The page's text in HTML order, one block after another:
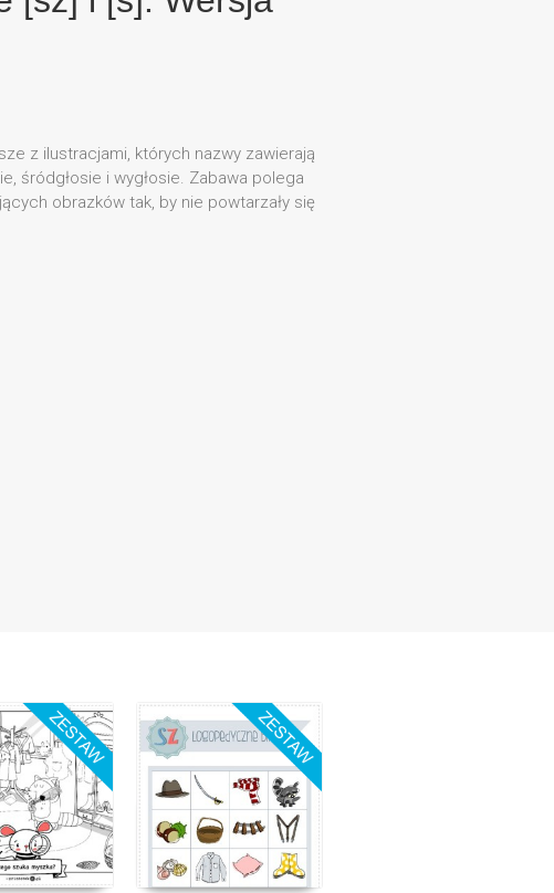
z ilustracjami, których nazwy zawierają
śródgłosie i wygłosie. Zabawa polega
obrazków tak, by nie powtarzały się